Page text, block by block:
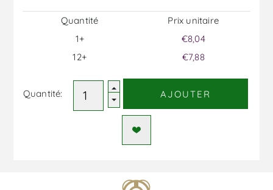
Quantité
1+
12+
Prix ​​unitaire
€8,04
€7,88
Quantité: AJOUTER